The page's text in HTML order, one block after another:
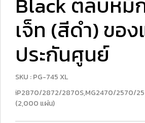
เจ็ท (สีดำ) ขอ
ประกันศูนย์
SKU : PG-745 XL
iP2870/2872/2870S,MG2470/2570/
(2,000 แผ่น)